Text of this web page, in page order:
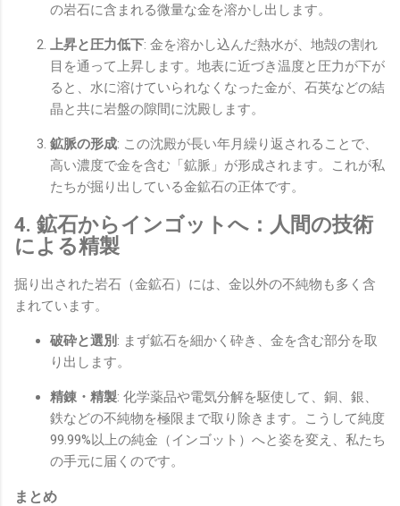
の岩石に含まれる微量な金を溶かし出します。
上昇と圧力低下: 金を溶かし込んだ熱水が、地殻の割れ
目を通って上昇します。地表に近づき温度と圧力が下が
ると、水に溶けていられなくなった金が、石英などの結
晶と共に岩盤の隙間に沈殿します。
鉱脈の形成: この沈殿が長い年月繰り返されることで、
高い濃度で金を含む「鉱脈」が形成されます。これが私
たちが掘り出している金鉱石の正体です。
4. 鉱石からインゴットへ：人間の技術
による精製
掘り出された岩石（金鉱石）には、金以外の不純物も多く含
まれています。
破砕と選別 : まず鉱石を細かく砕き、金を含む部分を取
り出します。
精錬・精製: 化学薬品や電気分解を駆使して、銅、銀、
鉄などの不純物を極限まで取り除きます。こうして純度
99.99%以上の純金（インゴット）へと姿を変え、私たち
の手元に届くのです。
まとめ